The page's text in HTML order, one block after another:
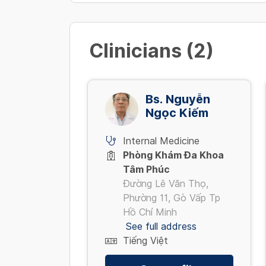
Clinicians (2)
Bs. Nguyễn
Ngọc Kiếm
Internal Medicine
Phòng Khám Đa Khoa
Tâm Phúc
Đường Lê Văn Thọ,
Phường 11, Gò Vấp Tp
Hồ Chí Minh
See full address
Tiếng Việt